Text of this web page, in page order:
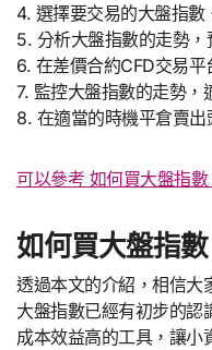
4. 選擇要交易的大盤指數
5. 分析大盤指數的走勢，
6. 在差價合約CFD交易平
7. 監控大盤指數的走勢，
8. 在適當的時機平倉賣出
可以參考 如何買大盤指數
如何買大盤指
透過本文的介紹，相信大
大盤指數已經有初步的認
成本效益高的工具，讓小